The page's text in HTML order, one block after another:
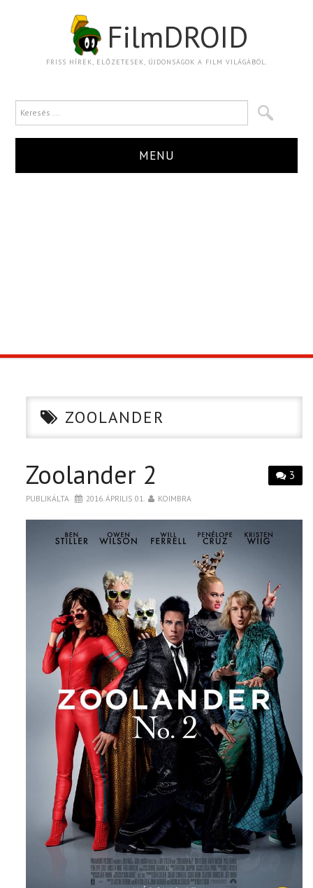
FilmDROID
FRISS HÍREK, ELŐZETESEK, ÚJDONSÁGOK A FILM VILÁGÁBÓL.
MENU
CIKK
PÓLÓ RENDELÉS
ZOOLANDER
3
Zoolander 2
PUBLIKÁLTA 2016. ÁPRILIS 01. KOIMBRA